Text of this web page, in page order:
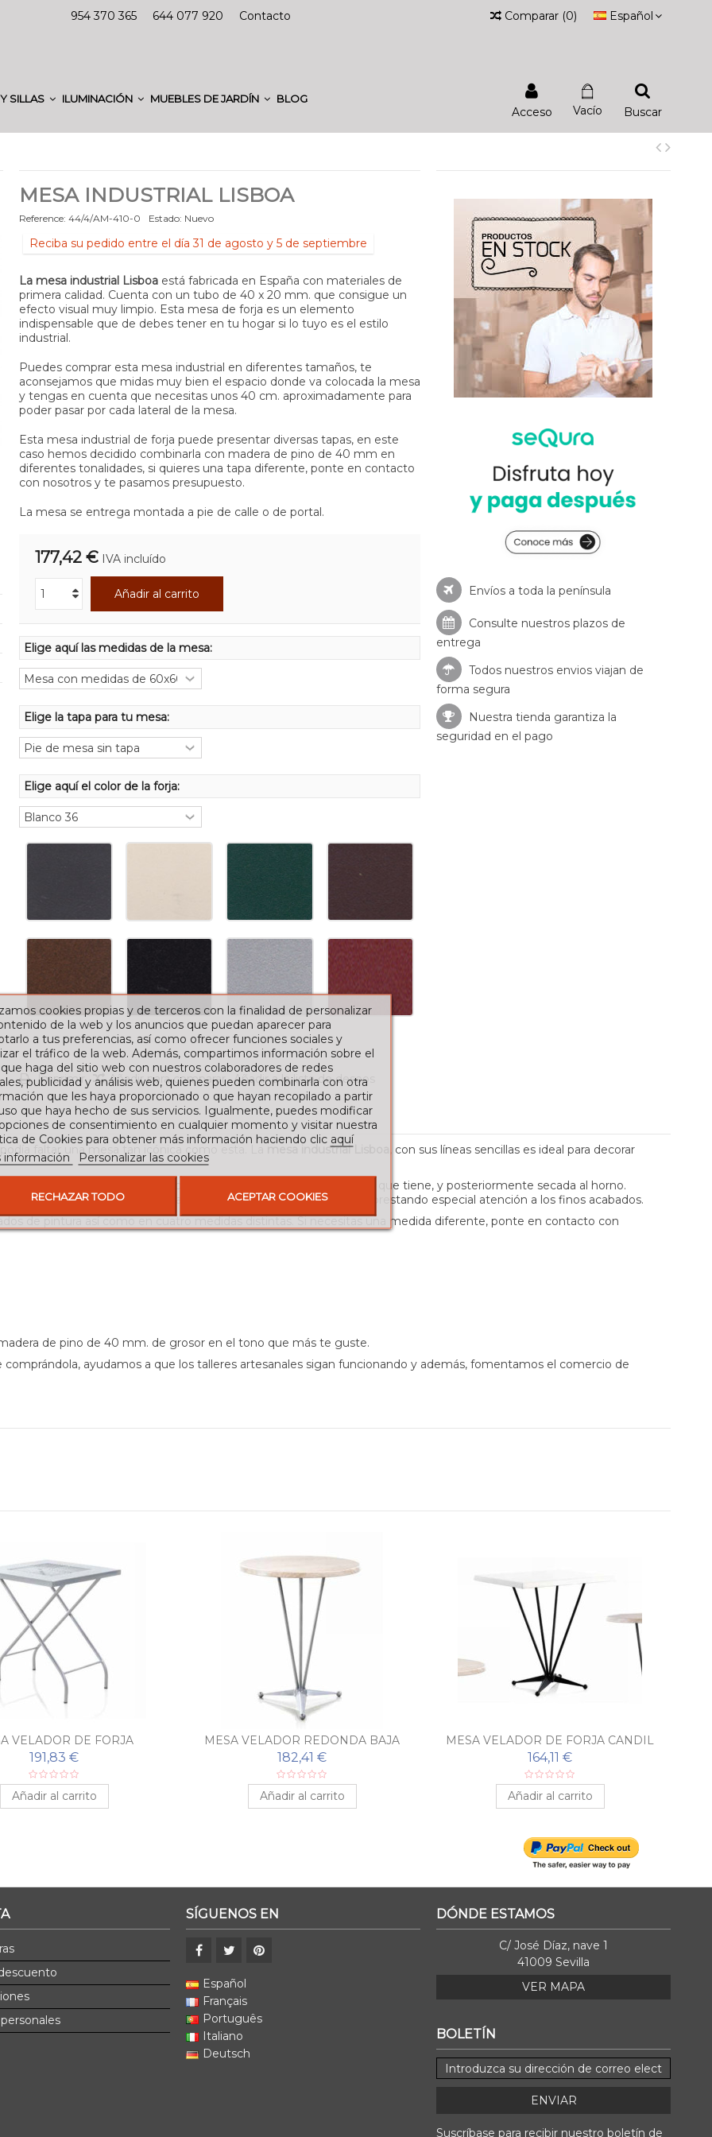
954 370 365 644 077 920 Contacto Español
Comparar (0)
SILLAS ILUMINACIÓN MUEBLES DE JARDÍN BLOG
Buscar
Vacío
Acceso
MESA INDUSTRIAL LISBOA
Reference: 44/4/AM-410-0 Estado: Nuevo
Reciba su pedido entre el día 31 de agosto y 5 de septiembre
La mesa industrial Lisboaestá fabricada en España con materiales de
primera calidad. Cuenta con un tubo de 40 x 20 mm. que consigue un
efecto visual muy limpio. Esta mesa de forja es un elemento
indispensable que de debes tener en tu hogar si lo tuyo es el estilo
industrial.
Puedes comprar esta mesa industrial en diferentes tamaños, te
aconsejamos que midas muy bien el espacio donde va colocada la mesa
y tengas en cuenta que necesitas unos 40 cm. aproximadamente para
poder pasar por cada lateral de la mesa.
Esta mesa industrial de forja puede presentar diversas tapas, en este
caso hemos decidido combinarla con madera de pino de 40 mm en
diferentes tonalidades, si quieres una tapa diferente, ponte en contacto
con nosotros y te pasamos presupuesto.
La mesa se entrega montada a pie de calle o de portal.
177,42 € IVA incluído
Añadir al carrito
Elige aquí las medidas de la mesa:
Elige aquí el color de la forja:
Elige la tapa para tu mesa:
Imprimir Añadir para comparar Añadir a la lista de deseos
Envíos a toda la península
Consulte nuestros plazos de
entrega
Todos nuestros envios viajan de
forma segura
Nuestra tienda garantiza la
seguridad en el pago
faltar una mesa tan icónica como esta. La mesa industrial Lisboa
, con sus líneas sencillas es ideal para decorar
pintura en polvo especial para el hierro, gracias a la adherencia que tiene, y posteriormente secada al horno.
espesores como en los acabados, revisando cada soldadura y prestando especial atención a los finos acabados.
de pintura así como en cuatro medidas distintas. Si necesitas una medida diferente, ponte en contacto con
de pino de 40 mm. de grosor en el tono que más te guste.
ayudamos a que los talleres artesanales sigan funcionando y además, fomentamos el comercio de
VELADOR DE FORJA
191,83 €
Añadir al carrito
MESA VELADOR REDONDA BAJA
182,41 €
Añadir al carrito
MESA VELADOR DE FORJA CANDIL
164,11 €
Añadir al carrito
SÍGUENOS EN
Español
Français
Português
Italiano
Deutsch
DÓNDE ESTAMOS
C/ José Díaz, nave 1
41009 Sevilla
VER MAPA
BOLETÍN
ENVIAR
Suscríbase para recibir nuestro boletín de
cookies propias y de terceros con la finalidad de personalizar
de la web y los anuncios que puedan aparecer para
a tus preferencias, así como ofrecer funciones sociales y
el tráfico de la web. Además, compartimos información sobre el
haga del sitio web con nuestros colaboradores de redes
publicidad y análisis web, quienes pueden combinarla con otra
que les haya proporcionado o que hayan recopilado a partir
que haya hecho de sus servicios. Igualmente, puedes modificar
de consentimiento en cualquier momento y visitar nuestra
de Cookies para obtener más información haciendo clic aquí
información
Personalizar las cookies
RECHAZAR TODO ACEPTAR COOKIES